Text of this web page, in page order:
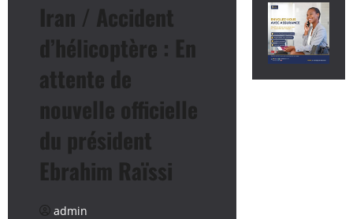
Iran / Accident
d’hélicoptère : En
attente de
nouvelle officielle
du président
Ebrahim Raïssi
admin